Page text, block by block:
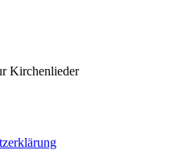
Kirchenlieder